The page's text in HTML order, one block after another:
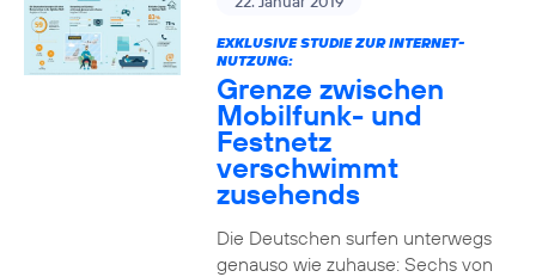
EXKLUSIVE STUDIE ZUR INTERNET-
NUTZUNG:
Grenze zwischen
Mobilfunk- und
Festnetz
verschwimmt
zusehends
Die Deutschen surfen unterwegs
genauso wie zuhause: Sechs von